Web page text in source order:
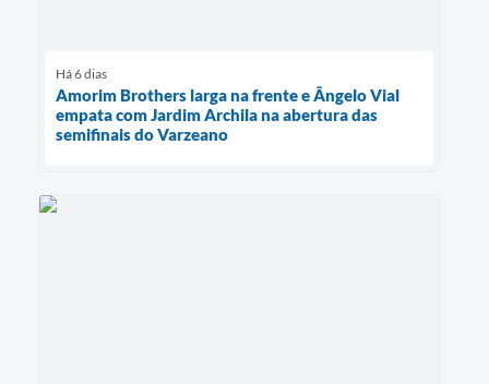
Há 6 dias
Amorim Brothers larga na frente e Ângelo Vial
empata com Jardim Archila na abertura das
semifinais do Varzeano